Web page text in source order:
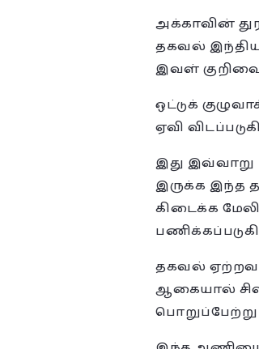
அக்காவின்
தகவல் இந்திய
இவள்
ஒட்டுக்
ஏவி
இது இவ்வாறு
இருக்க இந்த
கிடைக்க
தகவல்
ஆகையால்